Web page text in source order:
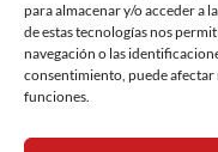
para almacenar y/o acceder a
de estas tecnologías nos
navegación o las
consentimiento, puede afectar
funciones.